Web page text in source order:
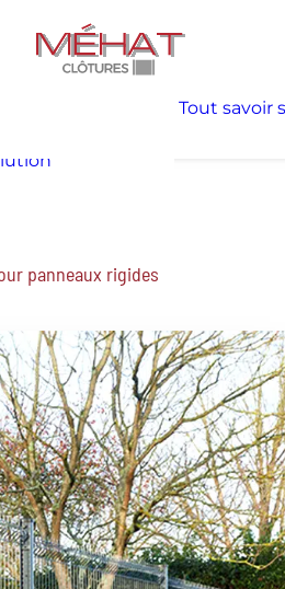
Tout savoir
panneaux rigides